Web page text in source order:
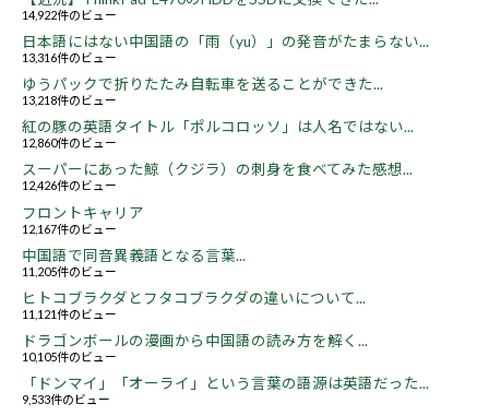
14,922件のビュー
日本語にはない中国語の「雨（yu）」の発音がたまらない...
13,316件のビュー
ゆうパックで折りたたみ自転車を送ることができた...
13,218件のビュー
紅の豚の英語タイトル「ポルコロッソ」は人名ではない...
12,860件のビュー
スーパーにあった鯨（クジラ）の刺身を食べてみた感想...
12,426件のビュー
フロントキャリア
12,167件のビュー
中国語で同音異義語となる言葉...
11,205件のビュー
ヒトコブラクダとフタコブラクダの違いについて...
11,121件のビュー
ドラゴンボールの漫画から中国語の読み方を解く...
10,105件のビュー
「ドンマイ」「オーライ」という言葉の語源は英語だった...
9,533件のビュー